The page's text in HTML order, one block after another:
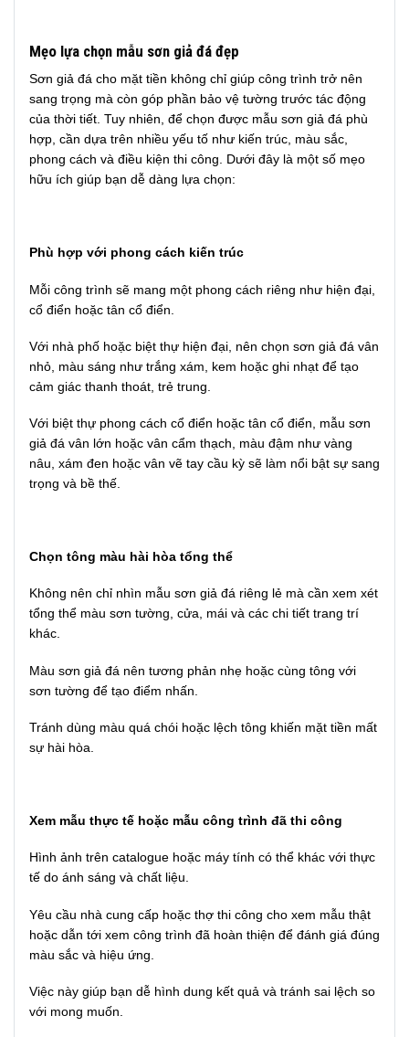
Mẹo lựa chọn mẫu sơn giả đá đẹp
Sơn giả đá cho mặt tiền không chỉ giúp công trình trở nên
sang trọng mà còn góp phần bảo vệ tường trước tác động
của thời tiết. Tuy nhiên, để chọn được mẫu sơn giả đá phù
hợp, cần dựa trên nhiều yếu tố như kiến trúc, màu sắc,
phong cách và điều kiện thi công. Dưới đây là một số mẹo
hữu ích giúp bạn dễ dàng lựa chọn:
Phù hợp với phong cách kiến trúc
Mỗi công trình sẽ mang một phong cách riêng như hiện đại,
cổ điển hoặc tân cổ điển.
Với nhà phố hoặc biệt thự hiện đại, nên chọn sơn giả đá vân
nhỏ, màu sáng như trắng xám, kem hoặc ghi nhạt để tạo
cảm giác thanh thoát, trẻ trung.
Với biệt thự phong cách cổ điển hoặc tân cổ điển, mẫu sơn
giả đá vân lớn hoặc vân cẩm thạch, màu đậm như vàng
nâu, xám đen hoặc vân vẽ tay cầu kỳ sẽ làm nổi bật sự sang
trọng và bề thế.
Chọn tông màu hài hòa tổng thể
Không nên chỉ nhìn mẫu sơn giả đá riêng lẻ mà cần xem xét
tổng thể màu sơn tường, cửa, mái và các chi tiết trang trí
khác.
Màu sơn giả đá nên tương phản nhẹ hoặc cùng tông với
sơn tường để tạo điểm nhấn.
Tránh dùng màu quá chói hoặc lệch tông khiến mặt tiền mất
sự hài hòa.
Xem mẫu thực tế hoặc mẫu công trình đã thi công
Hình ảnh trên catalogue hoặc máy tính có thể khác với thực
tế do ánh sáng và chất liệu.
Yêu cầu nhà cung cấp hoặc thợ thi công cho xem mẫu thật
hoặc dẫn tới xem công trình đã hoàn thiện để đánh giá đúng
màu sắc và hiệu ứng.
Việc này giúp bạn dễ hình dung kết quả và tránh sai lệch so
với mong muốn.